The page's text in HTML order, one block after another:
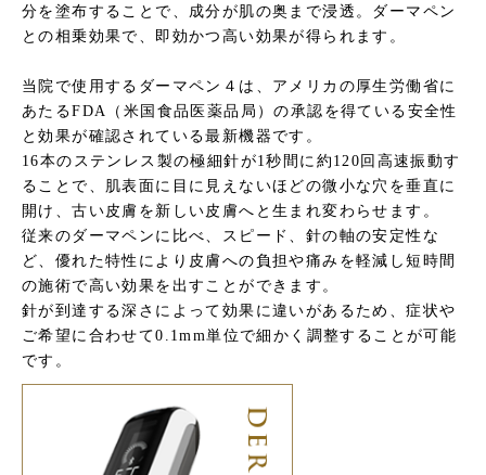
分を塗布することで、成分が肌の奥まで浸透。ダーマペン
との相乗効果で、即効かつ高い効果が得られます。
当院で使用するダーマペン４は、アメリカの厚生労働省に
あたるFDA（米国食品医薬品局）の承認を得ている安全性
と効果が確認されている最新機器です。
16本のステンレス製の極細針が1秒間に約120回高速振動す
ることで、肌表面に目に見えないほどの微小な穴を垂直に
開け、古い皮膚を新しい皮膚へと生まれ変わらせます。
従来のダーマペンに比べ、スピード、針の軸の安定性な
ど、優れた特性により皮膚への負担や痛みを軽減し短時間
の施術で高い効果を出すことができます。
針が到達する深さによって効果に違いがあるため、症状や
ご希望に合わせて0.1mm単位で細かく調整することが可能
です。